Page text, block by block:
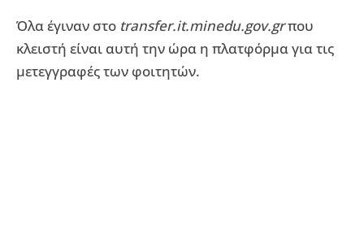
Όλα έγιναν στο transfer.it.minedu.gov.grπου
κλειστή είναι αυτή την ώρα η πλατφόρμα για τις
μετεγγραφές των φοιτητών.